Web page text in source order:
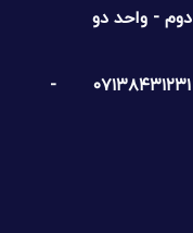
۰۷۱۳۸۴۳۱۲۳۱ -